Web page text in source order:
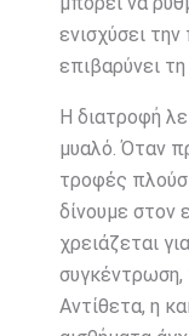
ενισχύσει
επιβαρύνει
Η διατροφή
μυαλό. Όταν
τροφές
δίνουμε στον
χρειάζεται
συγκέντρωση,
Αντίθετα, η